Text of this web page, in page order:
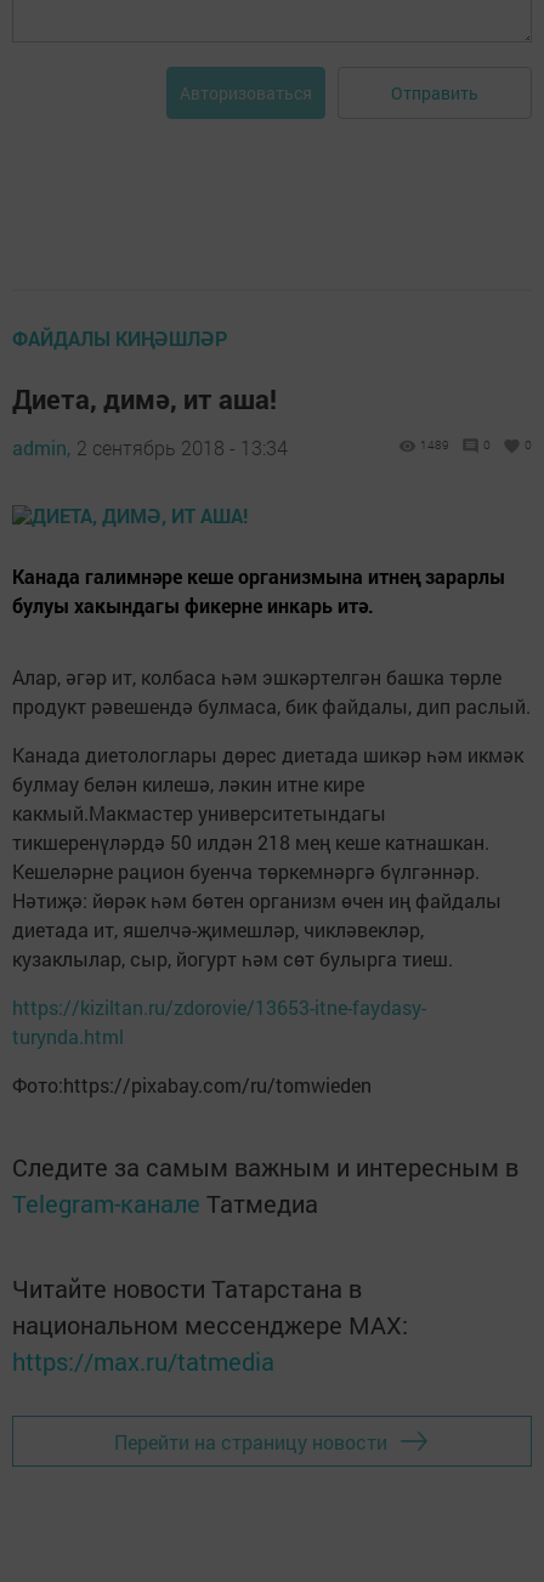
Авторизоваться Отправить
ФАЙДАЛЫ КИҢӘШЛӘР
Диета, димә, ит аша!
admin, 2 сентябрь 2018 - 13:34 1489 0 0
Канада галимнәре кеше организмына итнең зарарлы
булуы хакындагы фикерне инкарь итә.
Алар, әгәр ит, колбаса һәм эшкәртелгән башка төрле
продукт рәвешендә булмаса, бик файдалы, дип раслый.
Канада диетологлары дөрес диетада шикәр һәм икмәк
булмау белән килешә, ләкин итне кире
какмый.Макмастер университетындагы
тикшеренүләрдә 50 илдән 218 мең кеше катнашкан.
Кешеләрне рацион буенча төркемнәргә бүлгәннәр.
Нәтиҗә: йөрәк һәм бөтен организм өчен иң файдалы
диетада ит, яшелчә-җимешләр, чикләвекләр,
кузаклылар, сыр, йогурт һәм сөт булырга тиеш.
https://kiziltan.ru/zdorovie/13653-itne-faydasy-
turynda.html
Фото:https://pixabay.com/ru/tomwieden
Следите за самым важным и интересным в
Telegram-канале Татмедиа
Читайте новости Татарстана в
национальном мессенджере MАХ:
https://max.ru/tatmedia
Перейти на страницу новости